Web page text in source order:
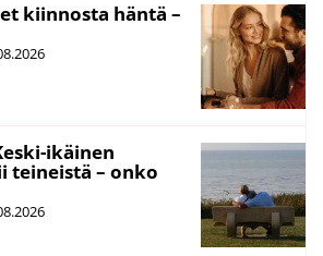
kiinnosta häntä –
ikäinen
teineistä – onko